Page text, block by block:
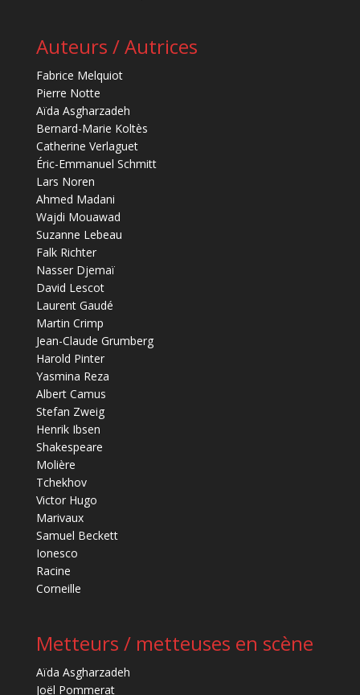
Auteurs / Autrices
Fabrice Melquiot
Pierre Notte
Aïda Asgharzadeh
Bernard-Marie Koltès
Catherine Verlaguet
Éric-Emmanuel Schmitt
Lars Noren
Ahmed Madani
Wajdi Mouawad
Suzanne Lebeau
Falk Richter
Nasser Djemaï
David Lescot
Laurent Gaudé
Martin Crimp
Jean-Claude Grumberg
Harold Pinter
Yasmina Reza
Albert Camus
Stefan Zweig
Henrik Ibsen
Shakespeare
Molière
Tchekhov
Victor Hugo
Marivaux
Samuel Beckett
Ionesco
Racine
Corneille
Metteurs / metteuses en scène
Aïda Asgharzadeh
Joël Pommerat